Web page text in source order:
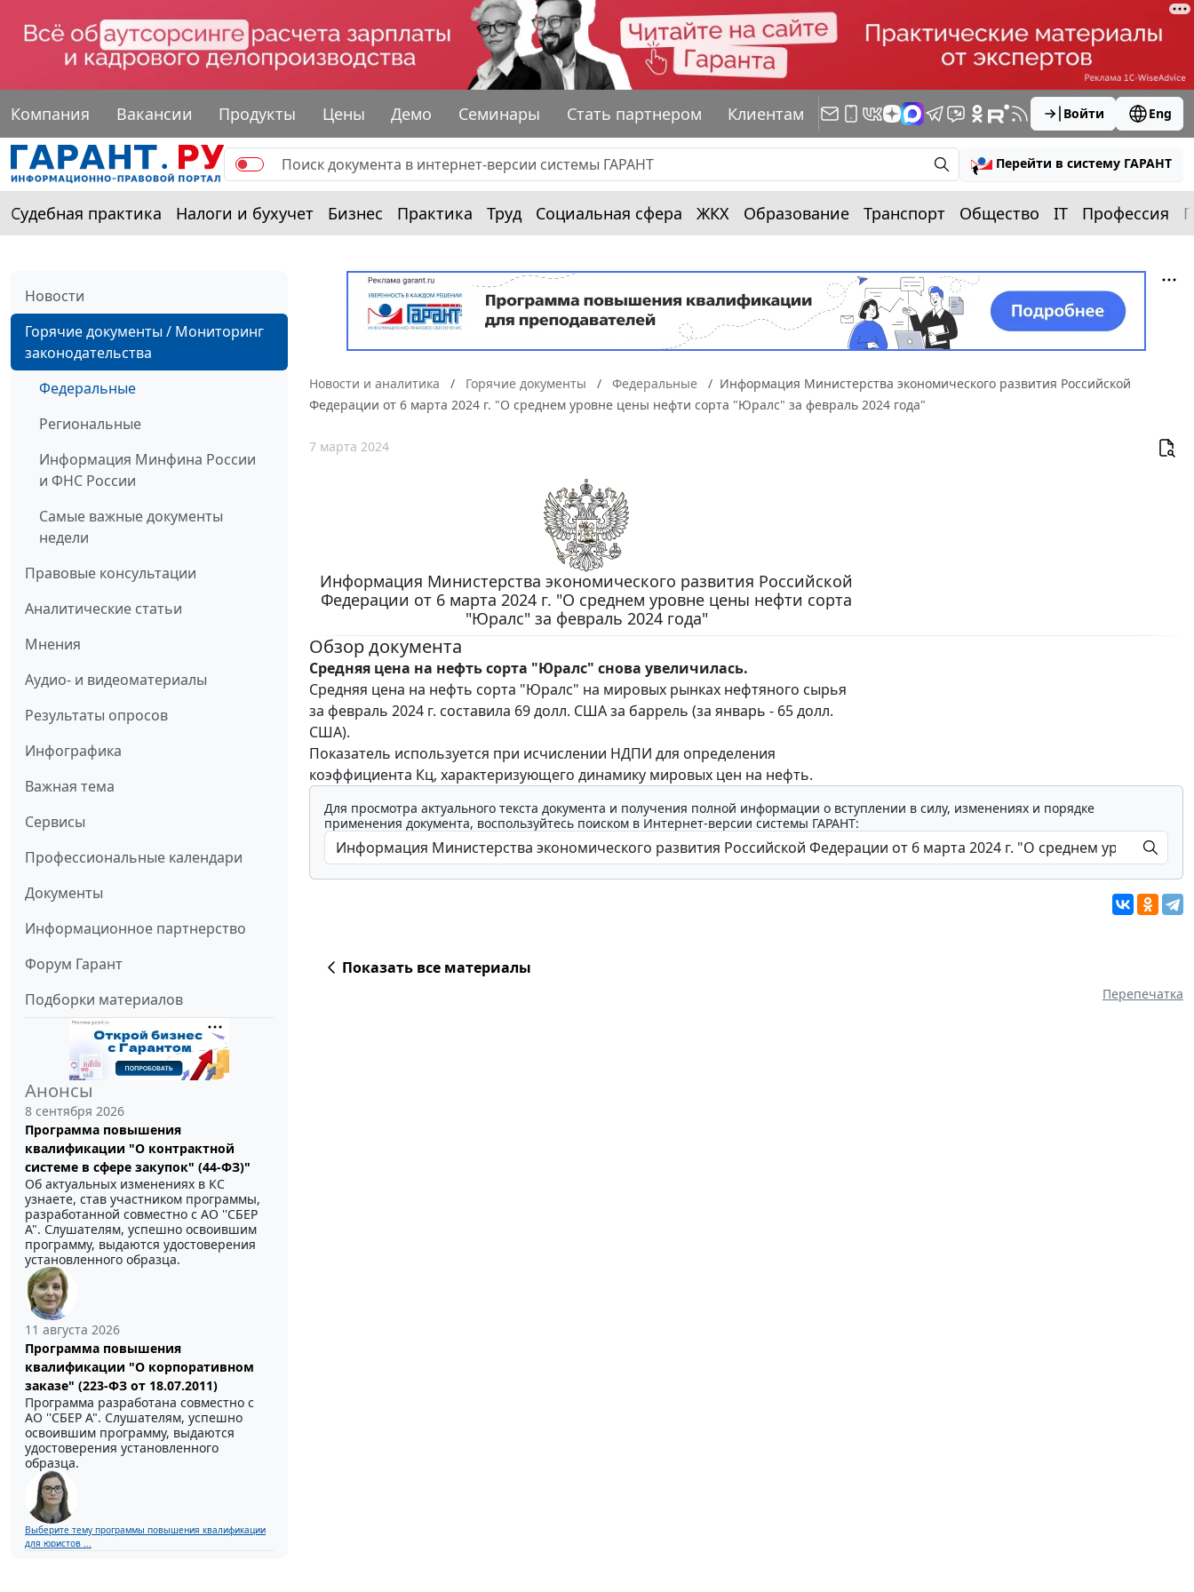
Компания Вакансии Продукты Цены Демо Семинары Стать партнером Клиентам Войти Eng
Перейти в систему ГАРАНТ
Судебная практика Налоги и бухучет Бизнес Практика Труд Социальная сфера ЖКХ Образование Транспорт Общество IT Профессия
Новости
Горячие документы / Мониторинг
законодательства
Федеральные
Региональные
Информация Минфина России
и ФНС России
Самые важные документы
недели
Правовые консультации
Аналитические статьи
Мнения
Аудио- и видеоматериалы
Результаты опросов
Инфографика
Важная тема
Сервисы
Профессиональные календари
Документы
Информационное партнерство
Форум Гарант
Подборки материалов
Анонсы
8 сентября 2026
Программа повышения
квалификации "О контрактной
системе в сфере закупок" (44-ФЗ)"
Об актуальных изменениях в КС
узнаете, став участником программы,
разработанной совместно с АО ''СБЕР
А". Слушателям, успешно освоившим
программу, выдаются удостоверения
установленного образца.
11 августа 2026
Программа повышения
квалификации "О корпоративном
заказе" (223-ФЗ от 18.07.2011)
Программа разработана совместно с
АО ''СБЕР А". Слушателям, успешно
освоившим программу, выдаются
удостоверения установленного
образца.
Выберите тему программы повышения квалификации
для юристов ...
Новости и аналитика Горячие документы Федеральные
Информация Министерства экономического развития Российской
Федерации от 6 марта 2024 г. "О среднем уровне цены нефти сорта "Юралс" за февраль 2024 года"
7 марта 2024
Информация Министерства экономического развития Российской
Федерации от 6 марта 2024 г. "О среднем уровне цены нефти сорта
"Юралс" за февраль 2024 года"
Обзор документа
Средняя цена на нефть сорта "Юралс" снова увеличилась.
Средняя цена на нефть сорта "Юралс" на мировых рынках нефтяного сырья
за февраль 2024 г. составила 69 долл. США за баррель (за январь - 65 долл.
США).
Показатель используется при исчислении НДПИ для определения
коэффициента Кц, характеризующего динамику мировых цен на нефть.
Для просмотра актуального текста документа и получения полной информации о вступлении в силу, изменениях и порядке
применения документа, воспользуйтесь поиском в Интернет-версии системы ГАРАНТ:
Показать все материалы
Перепечатка